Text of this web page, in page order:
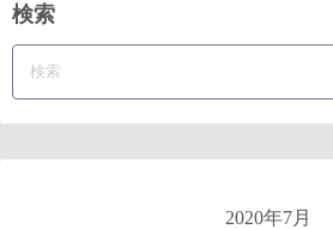
検索
2020年7月